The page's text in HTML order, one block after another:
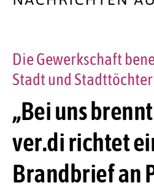
„Bei uns
ver.di richtet
Brandbrief an
Die Gewerkschaft
Stadt und